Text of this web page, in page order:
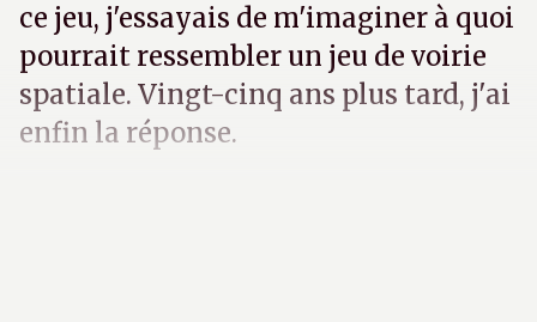
ce jeu, j'essayais de m'imaginer à quoi
pourrait ressembler un jeu de voirie
spatiale. Vingt-cinq ans plus tard, j'ai
enfin la réponse.